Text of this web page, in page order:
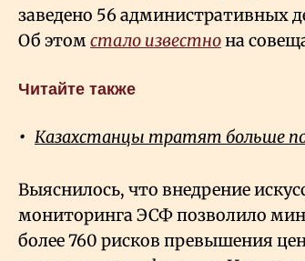
заведено 56 административных
Об этомстало известнона
Читайте также
Казахстанцы тратят больше
Выяснилось, что внедрение
мониторинга ЭСФ позволило
более 760 рисков превышения